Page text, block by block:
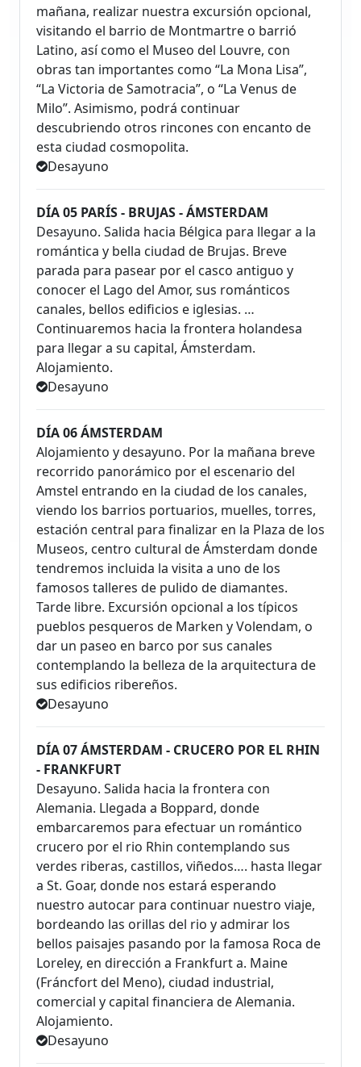
mañana, realizar nuestra excursión opcional,
visitando el barrio de Montmartre o barrió
Latino, así como el Museo del Louvre, con
obras tan importantes como “La Mona Lisa”,
“La Victoria de Samotracia”, o “La Venus de
Milo”. Asimismo, podrá continuar
descubriendo otros rincones con encanto de
esta ciudad cosmopolita.
Desayuno
DÍA 05 PARÍS - BRUJAS - ÁMSTERDAM
Desayuno. Salida hacia Bélgica para llegar a la
romántica y bella ciudad de Brujas. Breve
parada para pasear por el casco antiguo y
conocer el Lago del Amor, sus románticos
canales, bellos edificios e iglesias. …
Continuaremos hacia la frontera holandesa
para llegar a su capital, Ámsterdam.
Alojamiento.
Desayuno
DÍA 06 ÁMSTERDAM
Alojamiento y desayuno. Por la mañana breve
recorrido panorámico por el escenario del
Amstel entrando en la ciudad de los canales,
viendo los barrios portuarios, muelles, torres,
estación central para finalizar en la Plaza de los
Museos, centro cultural de Ámsterdam donde
tendremos incluida la visita a uno de los
famosos talleres de pulido de diamantes.
Tarde libre. Excursión opcional a los típicos
pueblos pesqueros de Marken y Volendam, o
dar un paseo en barco por sus canales
contemplando la belleza de la arquitectura de
sus edificios ribereños.
Desayuno
DÍA 07 ÁMSTERDAM - CRUCERO POR EL RHIN
- FRANKFURT
Desayuno. Salida hacia la frontera con
Alemania. Llegada a Boppard, donde
embarcaremos para efectuar un romántico
crucero por el rio Rhin contemplando sus
verdes riberas, castillos, viñedos…. hasta llegar
a St. Goar, donde nos estará esperando
nuestro autocar para continuar nuestro viaje,
bordeando las orillas del rio y admirar los
bellos paisajes pasando por la famosa Roca de
Loreley, en dirección a Frankfurt a. Maine
(Fráncfort del Meno), ciudad industrial,
comercial y capital financiera de Alemania.
Alojamiento.
Desayuno